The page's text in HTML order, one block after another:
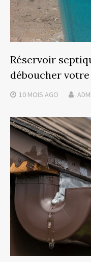
Réservoir
déboucher votre
10 MOIS AGO